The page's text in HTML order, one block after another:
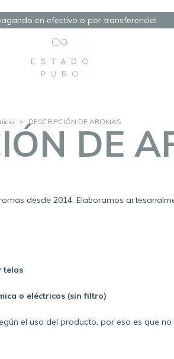
en efectivo o por transferencia!
> DESCRIPCIÓN DE AROMAS
DE
desde 2014. Elaboramos
telas
o eléctricos (sin filtro)
el uso del producto, por eso es que